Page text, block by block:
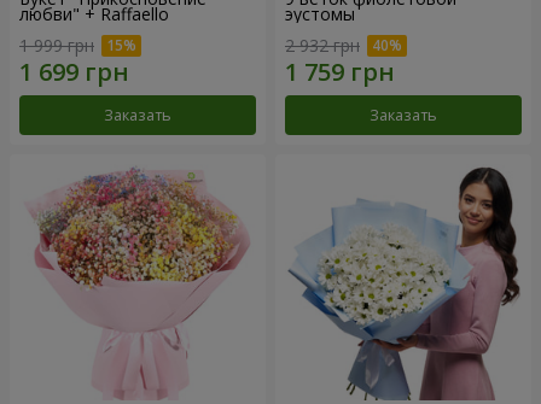
любви" + Raffaello
1 999 грн
Заказать
эустомы
2 932 грн
Заказать